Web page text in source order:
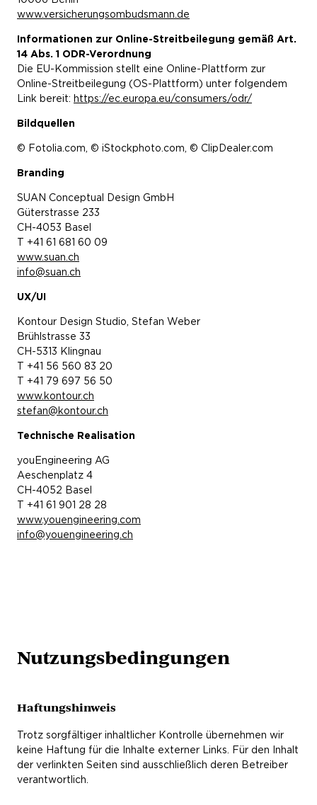
www.versicherungsombudsmann.de
Informationen zur Online-Streitbeilegung gemäß Art.
14 Abs. 1 ODR-Verordnung
Die EU-Kommission stellt eine Online-Plattform zur
Online-Streitbeilegung (OS-Plattform) unter folgendem
Link bereit: https://ec.europa.eu/consumers/odr/
Bildquellen
© Fotolia.com, © iStockphoto.com, © ClipDealer.com
Branding
SUAN Conceptual Design GmbH
Güterstrasse 233
CH-4053 Basel
T +41 61 681 60 09
www.suan.ch
info@suan.ch
UX/UI
Kontour Design Studio, Stefan Weber
Brühlstrasse 33
CH-5313 Klingnau
T +41 56 560 83 20
T +41 79 697 56 50
www.kontour.ch
stefan@kontour.ch
Technische Realisation
youEngineering AG
Aeschenplatz 4
CH-4052 Basel
T +41 61 901 28 28
www.youengineering.com
info@youengineering.ch
Nutzungsbedingungen
Haftungshinweis
Trotz sorgfältiger inhaltlicher Kontrolle übernehmen wir
keine Haftung für die Inhalte externer Links. Für den Inhalt
der verlinkten Seiten sind ausschließlich deren Betreiber
verantwortlich.